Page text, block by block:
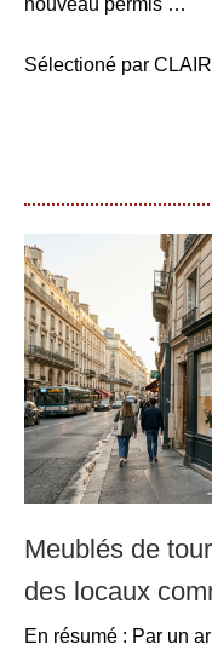
Sélectioné par
Meublés de
des locaux
En résumé : Par un